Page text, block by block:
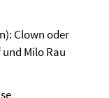
Clown oder
Milo Rau